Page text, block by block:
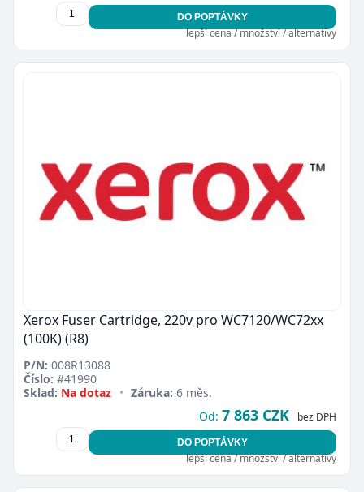
DO POPTÁVKY
lepší cena / množství / alternativy
Xerox Fuser Cartridge, 220v pro WC7120/WC72xx
(100K) (R8)
P/N: 008R13088
Číslo: #41990
Sklad: Na dotaz • Záruka: 6 měs.
Od: 7 863 CZK bez DPH
DO POPTÁVKY
lepší cena / množství / alternativy